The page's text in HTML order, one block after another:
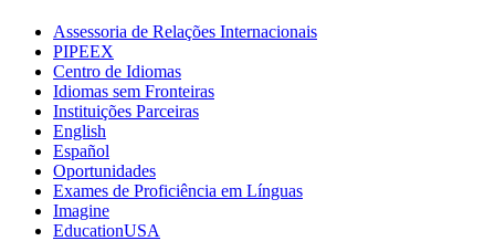
Assessoria de Relações Internacionais
PIPEEX
Centro de Idiomas
Idiomas sem Fronteiras
Instituições Parceiras
English
Español
Oportunidades
Exames de Proficiência em Línguas
Imagine
EducationUSA